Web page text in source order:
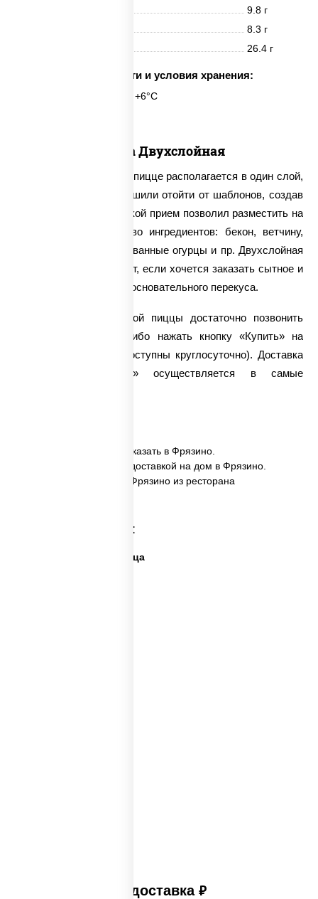
9.8 г
8.3 г
26.4 г
Срок годности и условия хранения:
24 часа при t° от +2°C до +6°C
Пицца Двухслойная
Традиционно начинка в пицце располагается в один слой,
однако наши повара решили отойти от шаблонов, создав
двухслойную пиццу. Такой прием позволил разместить на
тонком тесте множество ингредиентов: бекон, ветчину,
куриную грудку, маринованные огурцы и пр. Двухслойная
пицца отлично подойдет, если хочется заказать сытное и
калорийное блюдо для основательного перекуса.
Для заказа двухслойной пиццы достаточно позвонить
нашим диспетчерам либо нажать кнопку «Купить» на
сайте (оба варианта доступны круглосуточно). Доставка
«Двухслойная» осуществляется в самые
✅ Пицца Двухслойная заказать в Фрязино.
✅ Пицца Двухслойная с доставкой на дом в Фрязино.
✅ Пицца Двухслойная в Фрязино из ресторана
Категории товара:
Дешевая и вкусная пицца
Платная доставка руб